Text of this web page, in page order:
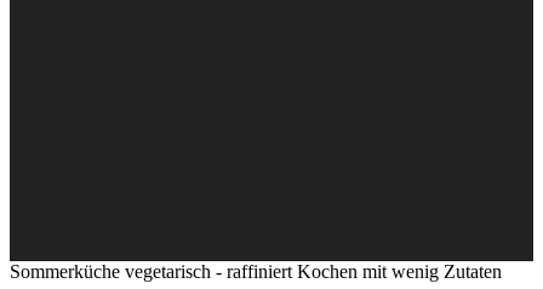
Sommerküche vegetarisch - raffiniert Kochen mit wenig Zutaten